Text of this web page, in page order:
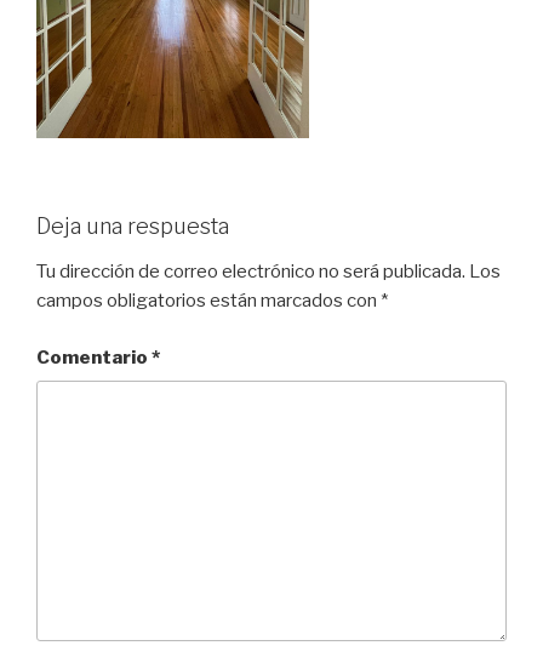
Deja una respuesta
Tu dirección de correo electrónico no será publicada. Los
campos obligatorios están marcados con *
Comentario *